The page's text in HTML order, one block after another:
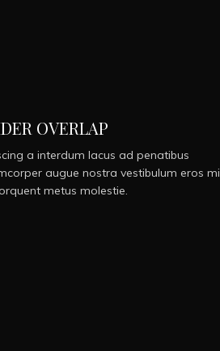
OVERLAP
a interdum lacus ad penatibus
augue nostra vestibulum eros mi
metus molestie.